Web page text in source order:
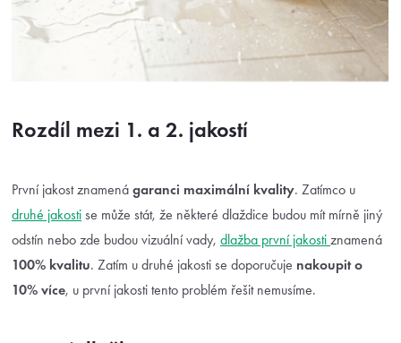
Rozdíl mezi 1. a 2. jakostí
První jakost znamená garanci maximální kvality. Zatímco u
druhé jakosti se může stát, že některé dlaždice budou mít mírně jiný
odstín nebo zde budou vizuální vady, dlažba první jakosti znamená
100% kvalitu. Zatím u druhé jakosti se doporučuje nakoupit o
10% více, u první jakosti tento problém řešit nemusíme.